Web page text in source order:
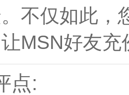
不仅如此，
MSN好友
点: